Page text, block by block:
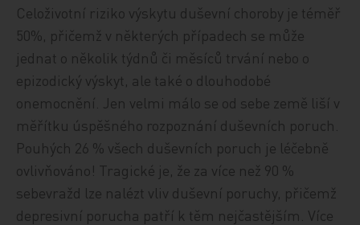
Celoživotní riziko výskytu duševní choroby je téměř
50%, přičemž v některých případech se může
jednat o několik týdnů či měsíců trvání nebo o
epizodický výskyt, ale také o dlouhodobé
onemocnění. Jen velmi málo se od sebe země liší v
měřítku úspěšného rozpoznání duševních poruch.
Pouhých 26 % všech duševních poruch je léčebně
ovlivňováno! Tragické je, že za více než 90 %
sebevražd lze nalézt vliv duševní poruchy, přičemž
depresivní porucha patří k těm nejčastějším. Více